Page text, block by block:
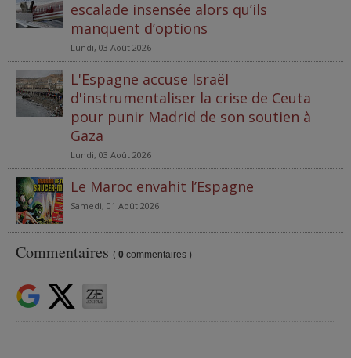
escalade insensée alors qu’ils
manquent d’options
Lundi, 03 Août 2026
L'Espagne accuse Israël
d'instrumentaliser la crise de Ceuta
pour punir Madrid de son soutien à
Gaza
Lundi, 03 Août 2026
Le Maroc envahit l’Espagne
Samedi, 01 Août 2026
Commentaires ( 0 commentaires )